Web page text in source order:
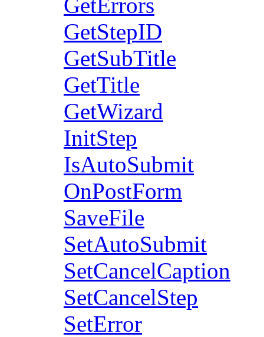
GetStepID
GetSubTitle
GetTitle
GetWizard
InitStep
IsAutoSubmit
OnPostForm
SaveFile
SetAutoSubmit
SetCancelCaption
SetCancelStep
SetError